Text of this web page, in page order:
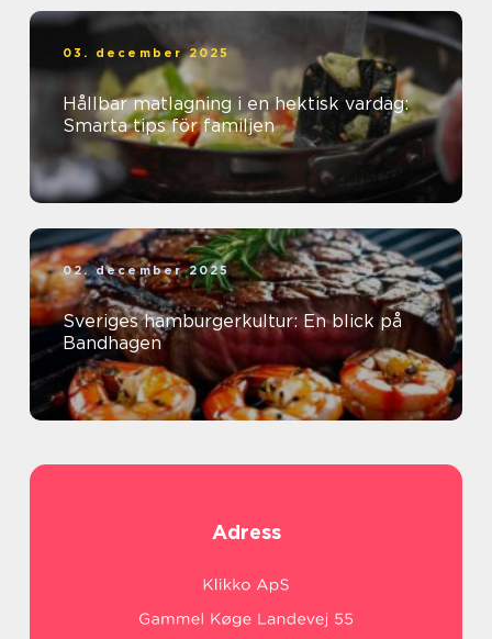
03. december 2025
Hållbar matlagning i en hektisk vardag:
Smarta tips för familjen
02. december 2025
Sveriges hamburgerkultur: En blick på
Bandhagen
Adress